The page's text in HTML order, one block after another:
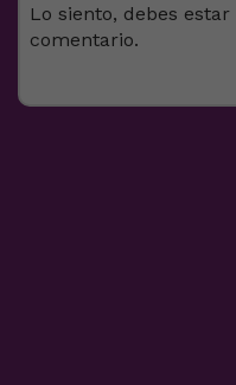
Lo siento, debes estar
comentario.